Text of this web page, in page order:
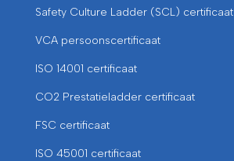
Safety Culture Ladder (SCL) certificaat
VCA persoonscertificaat
ISO 14001 certificaat
CO2 Prestatieladder certificaat
FSC certificaat
ISO 45001 certificaat